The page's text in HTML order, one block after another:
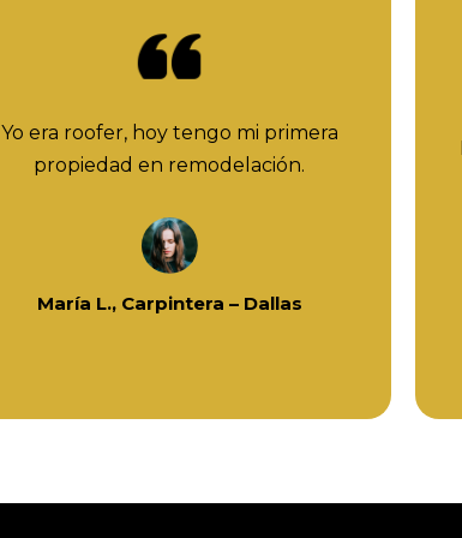
Yo era roofer, hoy tengo mi primera
propiedad en remodelación.
María L., Carpintera – Dallas